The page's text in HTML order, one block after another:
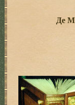
Де